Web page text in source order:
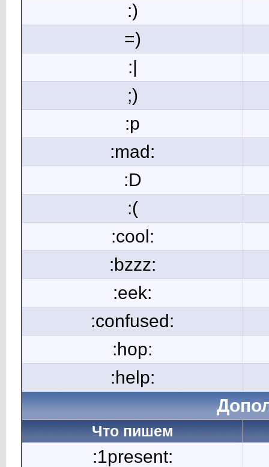
:)
=)
:|
;)
:p
:mad:
:D
:(
:cool:
:bzzz:
:eek:
:confused:
:hop:
:help:
Что пишем
:1present: